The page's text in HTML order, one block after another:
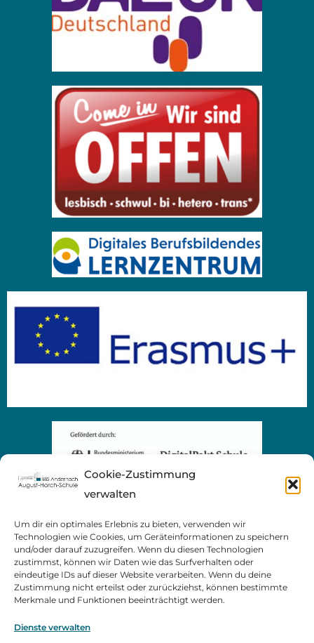
Cookie-Zustimmung
verwalten
Um dir ein optimales Erlebnis zu bieten, verwenden wir
Technologien wie Cookies, um Geräteinformationen zu speichern
und/oder darauf zuzugreifen. Wenn du diesen Technologien
zustimmst, können wir Daten wie das Surfverhalten oder
eindeutige IDs auf dieser Website verarbeiten. Wenn du deine
Zustimmung nicht erteilst oder zurückziehst, können bestimmte
Merkmale und Funktionen beeinträchtigt werden.
Dienste verwalten